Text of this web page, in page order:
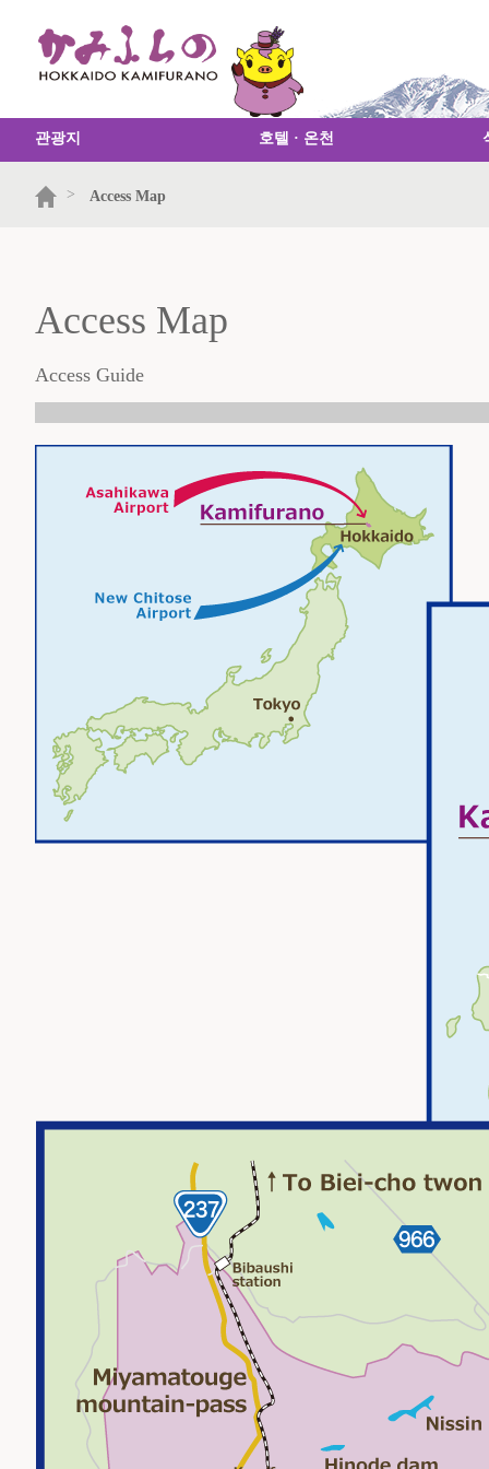
관광지 호텔 · 온천
> Access Map
Access Map
Access Guide